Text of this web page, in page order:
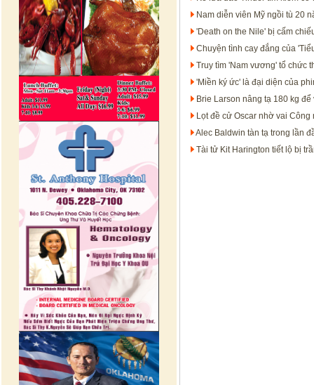
Nam diễn viên Mỹ ngồi tù 20
'Death on the Nile' bị cấm
Chuyện tình cay đắng của
Truy tìm 'Nam vương' tổ chức
'Miền ký ức' là đại diện của
Brie Larson nâng tạ 180 kg
Lọt đề cử Oscar nhờ vai
Alec Baldwin tàn tạ trong lần
Tài tử Kit Harington tiết lộ bị